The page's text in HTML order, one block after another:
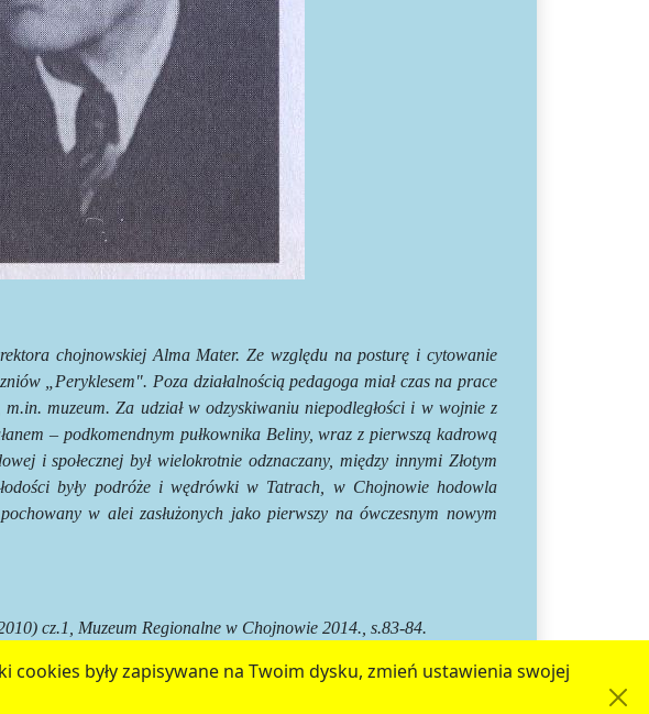
były zapisywane na Twoim dysku, zmień ustawienia swojej
chojnowskiej Alma Mater. Ze względu na posturę i cytowanie
„Peryklesem". Poza działalnością pedagoga miał czas na prace
muzeum. Za udział w odzyskiwaniu niepodległości i w wojnie z
– podkomendnym pułkownika Beliny, wraz z pierwszą kadrową
i społecznej był wielokrotnie odznaczany, między innymi Złotym
były podróże i wędrówki w Tatrach, w Chojnowie hodowla
w alei zasłużonych jako pierwszy na ówczesnym nowym
cz.1, Muzeum Regionalne w Chojnowie 2014., s.83-84.
CMS ) © przy współudziale
Urzędu Miejskiego w